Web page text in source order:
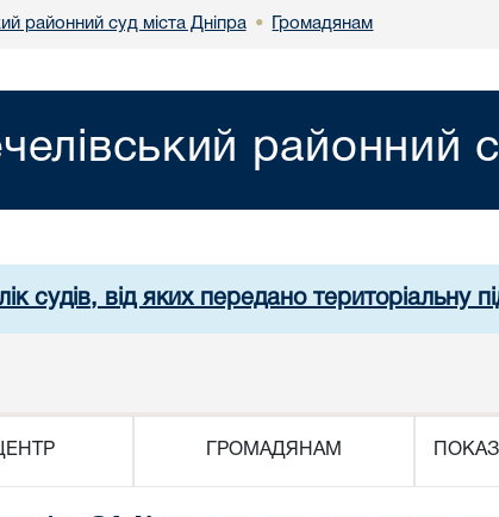
районний суд міста Дніпра • Громадянам
районний
судів, від яких передано територіальну
ГРОМАДЯНАМ